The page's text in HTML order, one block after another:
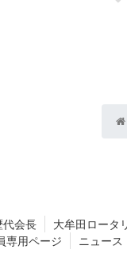
代会長 大牟田ロータ
専用ページ ニュース